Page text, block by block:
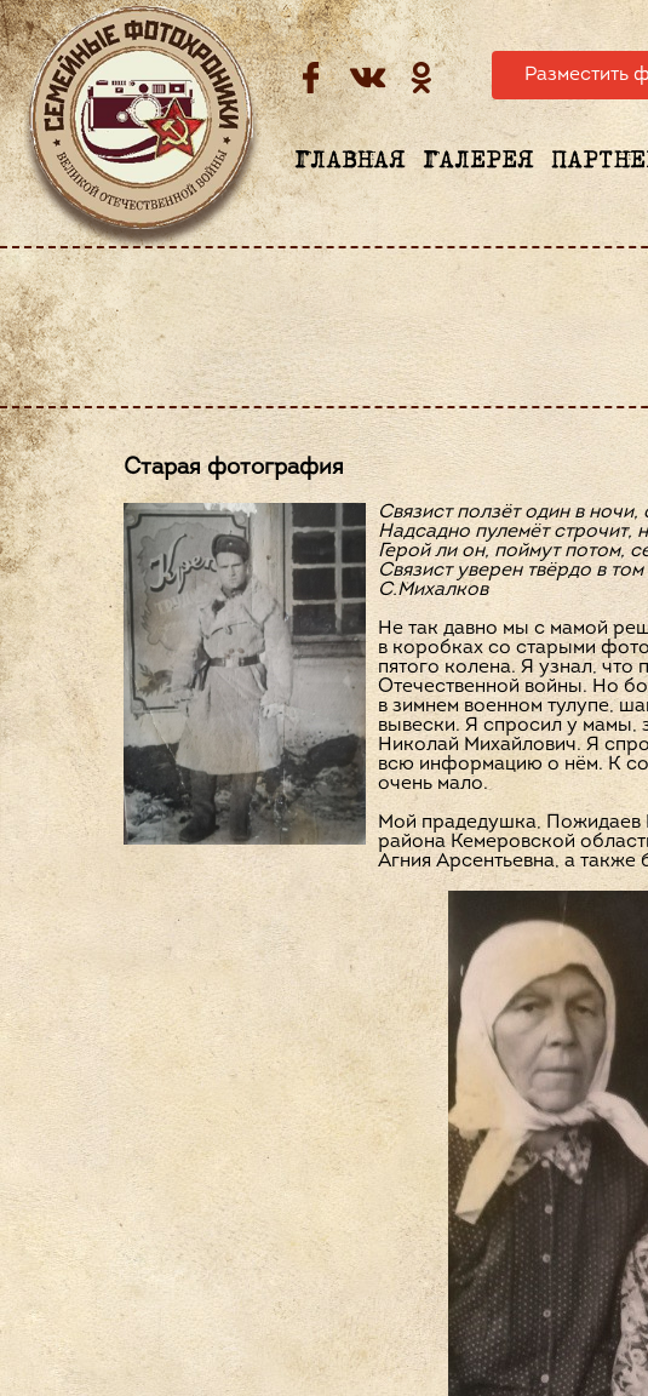
Разместить
ГЛАВНАЯ ГАЛЕРЕЯ
Старая фотография
Связист ползёт один в
Надсадно пулемёт строчит,
Герой ли он, поймут потом,
Связист уверен твёрдо в
С.Михалков
Не так давно мы с мамой
в коробках со старыми
пятого колена. Я узнал,
Отечественной войны. Но
в зимнем военном тулупе,
вывески. Я спросил у мамы,
Николай Михайлович. Я
всю информацию о нём. К
очень мало.
Мой прадедушка, Пожидаев
района Кемеровской
Агния Арсентьевна, а также